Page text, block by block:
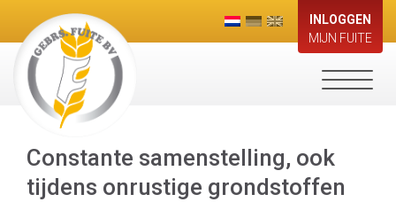
INLOGGEN
MIJN FUITE
Toggle
Constante samenstelling, ook
tijdens onrustige grondstoffen